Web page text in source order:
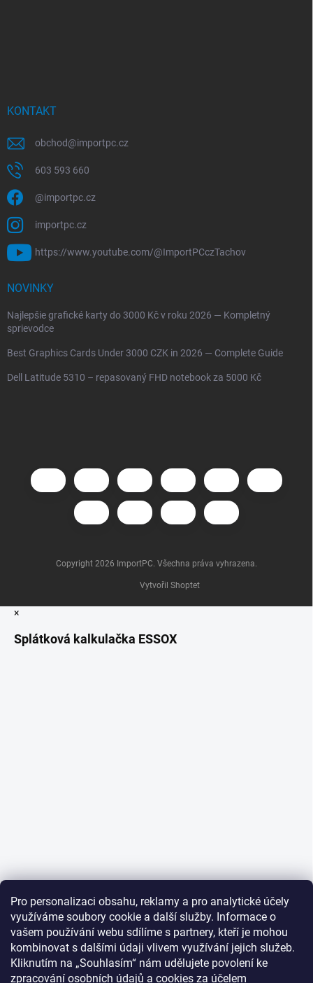
Pro personalizaci obsahu, reklamy a pro analytické účely
využíváme soubory cookie a další služby. Informace o
vašem používání webu sdílíme s partnery, kteří je mohou
kombinovat s dalšími údaji vlivem využívání jejich služeb.
Kliknutím na „Souhlasím“ nám udělujete povolení ke
zpracování osobních údajů a cookies za účelem
KONTAKT
obchod@importpc.cz
603 593 660
@importpc.cz
importpc.cz
https://www.youtube.com/@ImportPCczTachov
NOVINKY
Najlepšie grafické karty do 3000 Kč v roku 2026 — Kompletný
sprievodce
Best Graphics Cards Under 3000 CZK in 2026 — Complete Guide
Dell Latitude 5310 – repasovaný FHD notebook za 5000 Kč
Vytvořil Shoptet
Copyright 2026 ImportPC. Všechna práva vyhrazena.
×
Splátková kalkulačka ESSOX